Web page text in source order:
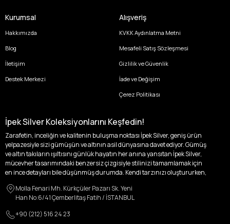
Kurumsal
Hakkımızda
Blog
İletişim
Destek Merkezi
Alışveriş
KVKK Aydınlatma Metni
Mesafeli Satış Sözleşmesi
Gizlilik ve Güvenlik
İade ve Değişim
Çerez Politikası
İpek Silver Koleksiyonlarını Keşfedin!
Zarafetin, inceliğin ve kalitenin buluşma noktası İpek Silver, geniş ürün
yelpazesiyle sizi gümüşün ve altının asil dünyasına davet ediyor. Gümüş
ve altın takıların ışıltısını günlük hayatın her anına yansıtan İpek Silver,
mücevher tasarımındaki benzersiz çizgisiyle stilinizi tamamlamak için
en ince detayları bile düşünmüş durumda. Kendi tarzınızı oluştururken,
özgünlüğünüzü ön plana çıkaracak tasarımlarımızla tanışın.
İpek Silver’da her bir parça, sizin benzersiz hikayenizi anlatıyor. İster
kendinizi ifade etmek için özel bir parça arayışında olun, ister
Molla Fenari Mh. Kürkçüler Pazarı Sk. Yeni
Han No:6/41 Çemberlitaş Fatih / İSTANBUL
+90 (212) 516 24 23